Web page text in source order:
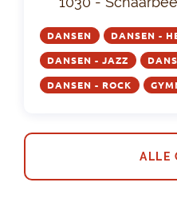
DANSEN DANSEN -
DANSEN - JAZZ
DANSEN - ROCK
ALLE